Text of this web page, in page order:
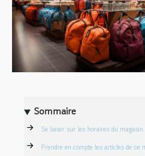
Sommaire
Se baser sur les horaires du magasin
Prendre en compte les articles de ce